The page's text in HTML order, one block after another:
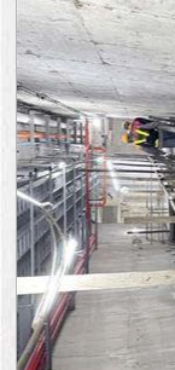
網
政
府
網
站
資
料
開
放
宣
告